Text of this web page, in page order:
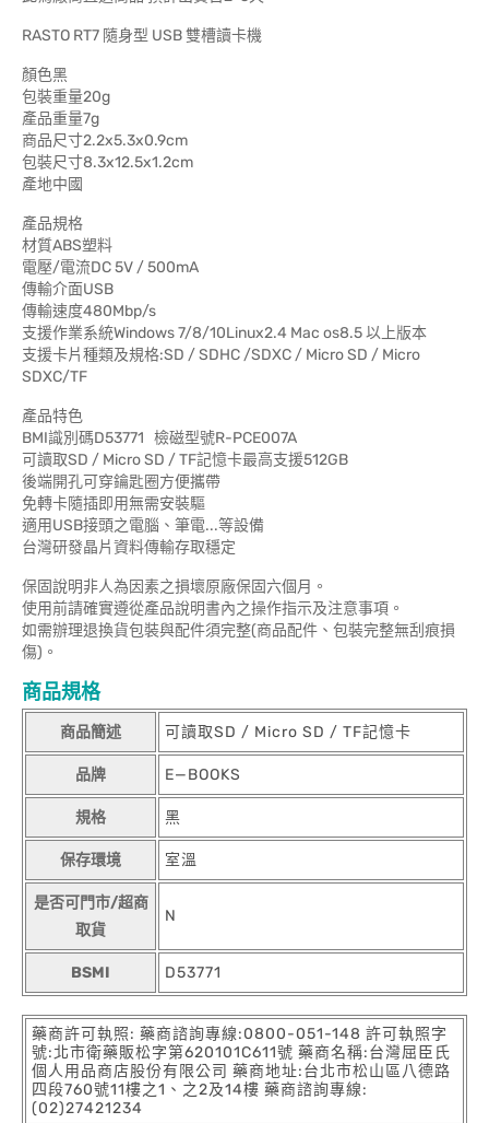
RASTO RT7 隨身型 USB 雙槽讀卡機
顏色黑
包裝重量20g
產品重量7g
商品尺寸2.2x5.3x0.9cm
包裝尺寸8.3x12.5x1.2cm
產地中國
產品規格
材質ABS塑料
電壓/電流DC 5V / 500mA
傳輸介面USB
傳輸速度480Mbp/s
支援作業系統Windows 7/8/10Linux2.4 Mac os8.5 以上版本
支援卡片種類及規格:SD / SDHC /SDXC / Micro SD / Micro
SDXC/TF
產品特色
BMI識別碼D53771 檢磁型號R-PCE007A
可讀取SD / Micro SD / TF記憶卡最高支援512GB
後端開孔可穿鑰匙圈方便攜帶
免轉卡隨插即用無需安裝驅
適用USB接頭之電腦、筆電...等設備
台灣研發晶片資料傳輸存取穩定
保固說明非人為因素之損壞原廠保固六個月。
使用前請確實遵從產品說明書內之操作指示及注意事項。
如需辦理退換貨包裝與配件須完整(商品配件、包裝完整無刮痕損
傷)。
商品規格
商品簡述 可讀取SD / Micro SD / TF記憶卡
品牌 E—BOOKS
規格 黑
保存環境 室溫
是否可門市/超商
取貨
N
BSMI D53771
藥商許可執照: 藥商諮詢專線:0800-051-148 許可執照字
號:北市衛藥販松字第620101C611號 藥商名稱:台灣屈臣氏
個人用品商店股份有限公司 藥商地址:台北市松山區八德路
四段760號11樓之1、之2及14樓 藥商諮詢專線:
(02)27421234